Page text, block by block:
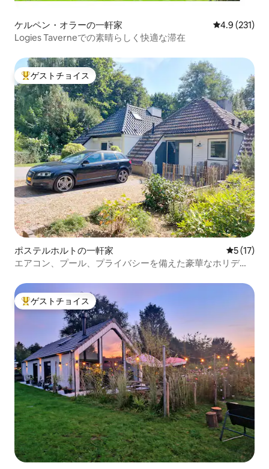
ケルペン・オラーの一軒家 レビュー231
4.9 (231)
Logies Taverneでの素晴らしく快適な滞在
大好評のゲストチョイスです。
ゲストチョイス
ポステルホルトの一軒家 レビュー
5 (17)
エアコン、プール、プライバシーを備えた豪華なホリデー
大好評のゲストチョイスです。
ゲストチョイス